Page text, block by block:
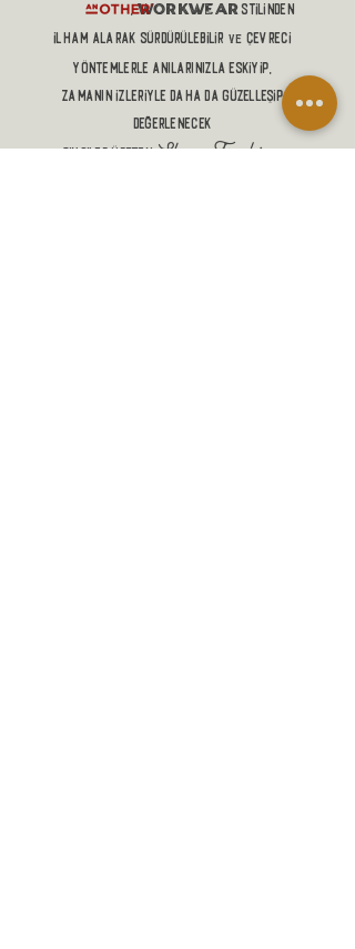
,workwearstilinden
ilham alaRAK sürdürülebilirve çevreci
yöntemlerle anılarınızla eskiyip,
zamanın izleriyle DAHA DA güzelleŞİP
DEĞERLENECEK
Slow Fashion